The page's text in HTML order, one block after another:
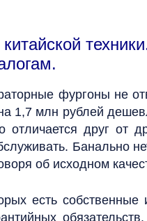
фургоны не
1,7 млн рублей
друг от
Банально
об исходном
есть